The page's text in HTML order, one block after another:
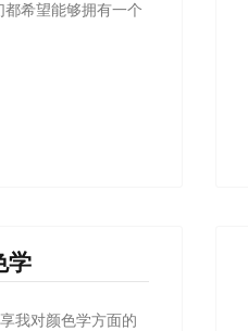
希望能够拥有一个
学
我对颜色学方面的